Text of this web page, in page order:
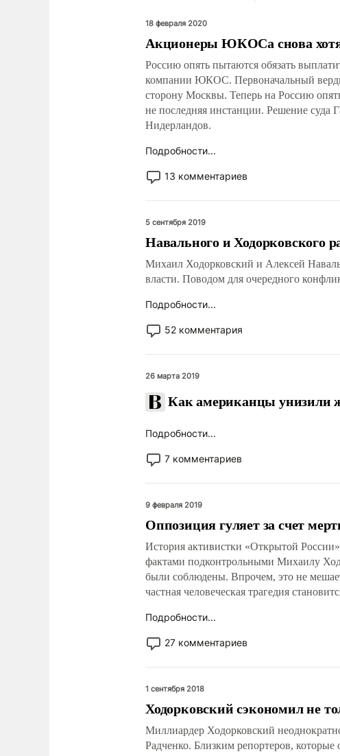
18 февраля 2020
Акционеры ЮКОСа снова
Россию опять пытаются обязать
компании ЮКОС. Первоначальный
сторону Москвы. Теперь на Россию
не последняя инстанции. Решение суда
Нидерландов.
Подробности...
13 комментариев
5 сентября 2019
Навального и Ходорковского
Михаил Ходорковский и Алексей
власти. Поводом для очередного
Подробности...
52 комментария
26 марта 2019
Как американцы унизили
Подробности...
7 комментариев
9 февраля 2019
Оппозиция гуляет за счет
История активистки «Открытой
фактами подконтрольными Михаилу
были соблюдены. Впрочем, это не
частная человеческая трагедия
Подробности...
27 комментариев
1 сентября 2018
Ходорковский сэкономил не
Миллиардер Ходорковский
Радченко. Близким репортеров,